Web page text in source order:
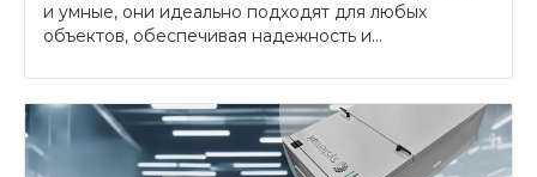
и умные, они идеально подходят для любых
объектов, обеспечивая надежность и...